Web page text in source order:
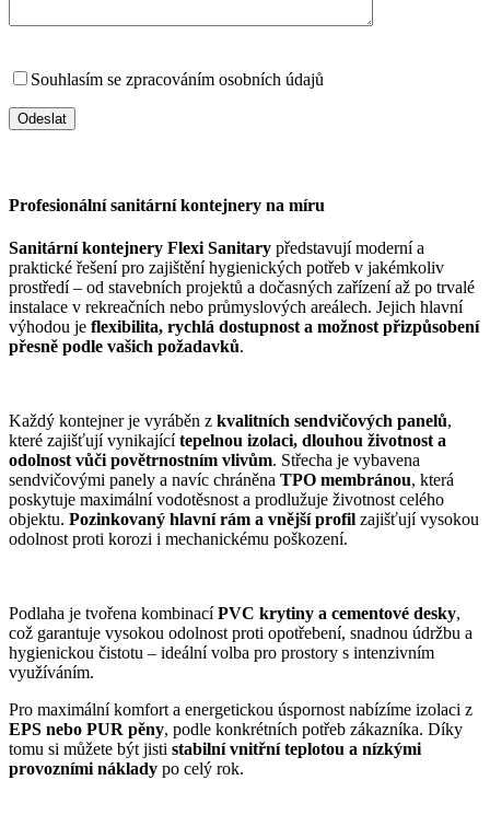
Souhlasím se zpracováním osobních údajů
Profesionální sanitární kontejnery na míru
Sanitární kontejnery Flexi Sanitary představují moderní a
praktické řešení pro zajištění hygienických potřeb v jakémkoliv
prostředí – od stavebních projektů a dočasných zařízení až po trvalé
instalace v rekreačních nebo průmyslových areálech. Jejich hlavní
výhodou je flexibilita, rychlá dostupnost a možnost přizpůsobení
přesně podle vašich požadavků.
Každý kontejner je vyráběn z kvalitních sendvičových panelů,
které zajišťují vynikajícítepelnou izolaci, dlouhou životnost a
odolnost vůči povětrnostním vlivům. Střecha je vybavena
sendvičovými panely a navíc chráněna TPO membránou, která
poskytuje maximální vodotěsnost a prodlužuje životnost celého
objektu. Pozinkovaný hlavní rám a vnější profil zajišťují vysokou
odolnost proti korozi i mechanickému poškození.
Podlaha je tvořena kombinacíPVC krytiny a cementové desky,
což garantuje vysokou odolnost proti opotřebení, snadnou údržbu a
hygienickou čistotu – ideální volba pro prostory s intenzivním
využíváním.
Pro maximální komfort a energetickou úspornost nabízíme izolaci z
EPS nebo PUR pěny, podle konkrétních potřeb zákazníka. Díky
tomu si můžete být jisti stabilní vnitřní teplotou a nízkými
provozními náklady po celý rok.